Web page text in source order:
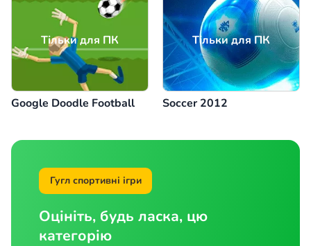
Тільки для ПК
Google Doodle Football
Тільки для ПК
Soccer 2012
Гугл спортивні ігри
Оцініть, будь ласка, цю
категорію